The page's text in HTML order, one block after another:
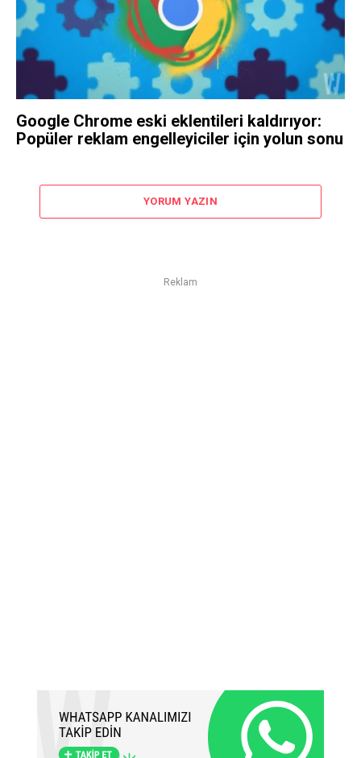
Google Chrome eski eklentileri kaldırıyor:
Popüler reklam engelleyiciler için yolun sonu
YORUM YAZIN
Reklam